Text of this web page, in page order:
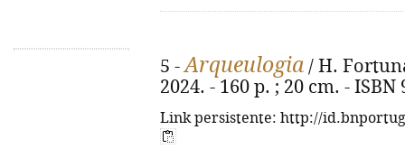
5 -Arqueulogia / H.
2024. - 160 p. ; 20 cm. - ISBN
Link persistente: http://